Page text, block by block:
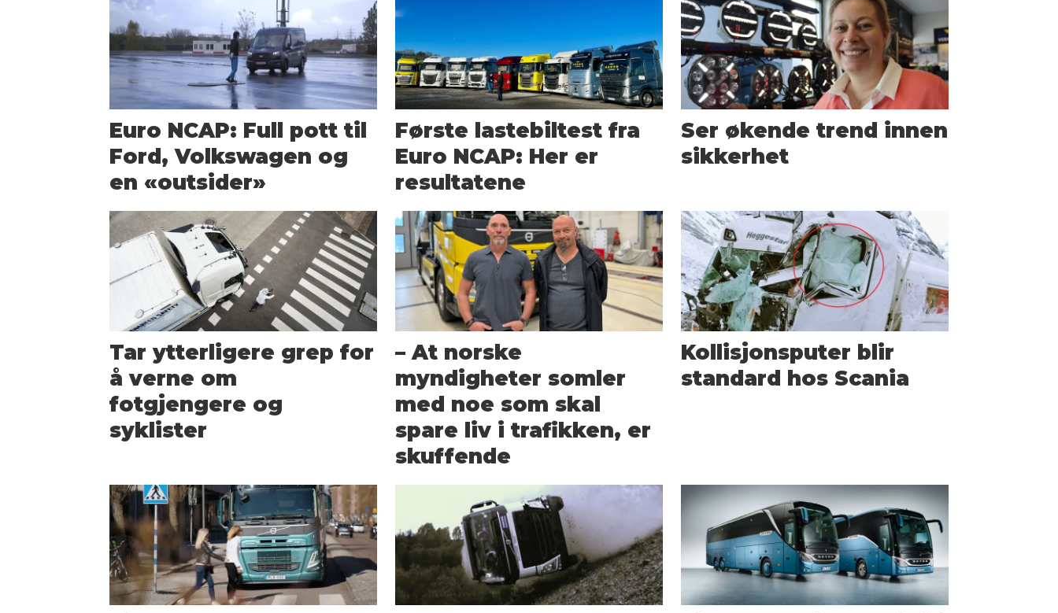
Euro NCAP: Full pott til
Ford, Volkswagen og
en «outsider»
Første lastebiltest fra
Euro NCAP: Her er
resultatene
Ser økende trend innen
sikkerhet
Tar ytterligere grep for
å verne om
fotgjengere og
syklister
– At norske
myndigheter somler
med noe som skal
spare liv i trafikken, er
skuffende
Kollisjonsputer blir
standard hos Scania